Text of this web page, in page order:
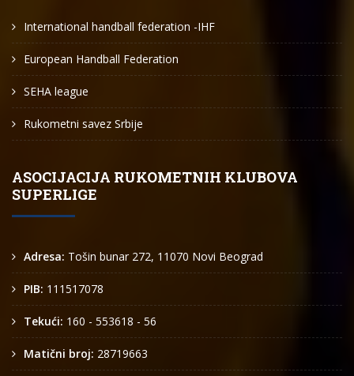
International handball federation -IHF
European Handball Federation
SEHA league
Rukometni savez Srbije
ASOCIJACIJA RUKOMETNIH KLUBOVA
SUPERLIGE
Adresa: Tošin bunar 272, 11070 Novi Beograd
PIB: 111517078
Tekući: 160 - 553618 - 56
Matični broj: 28719663